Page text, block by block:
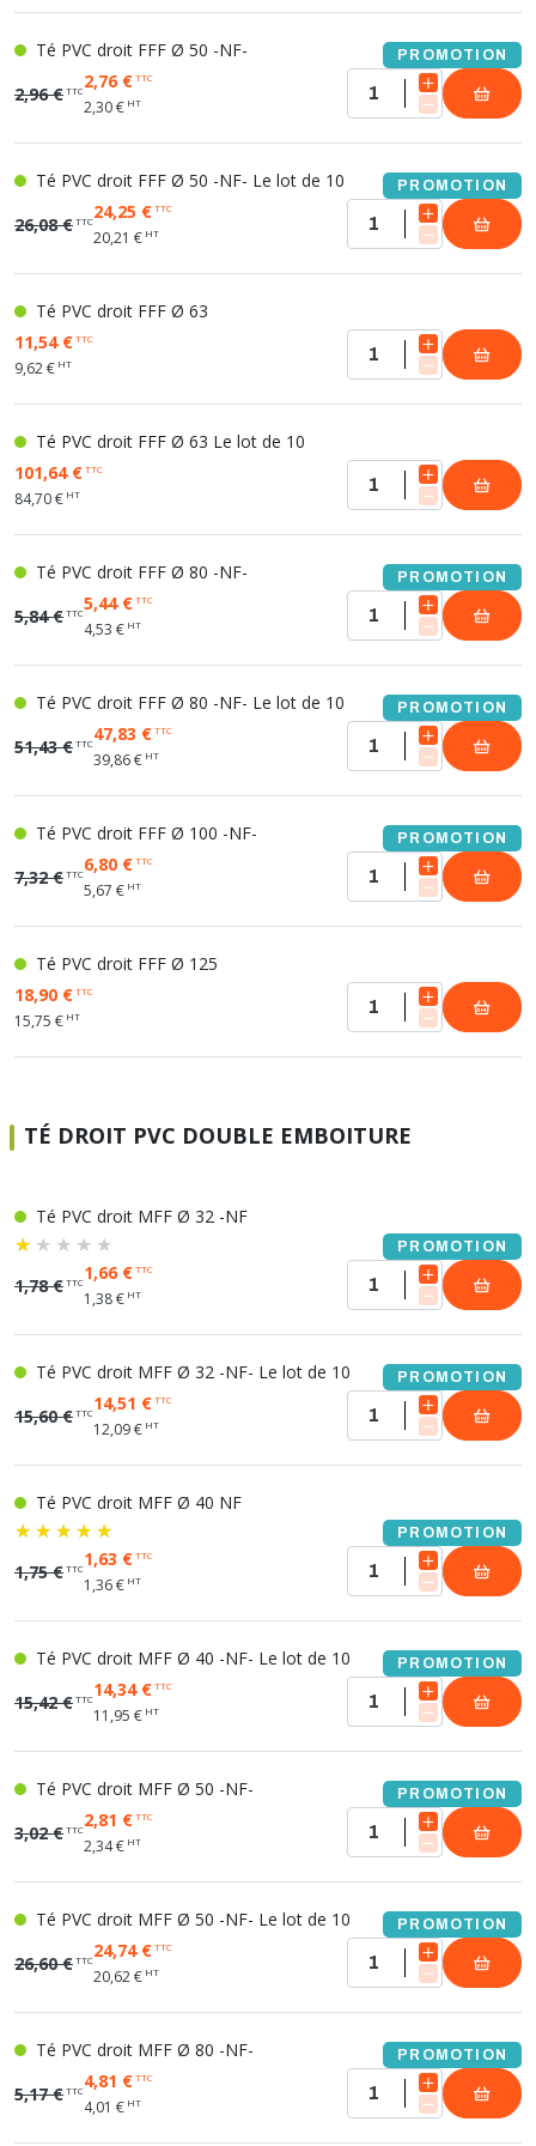
Té PVC droit FFF Ø 50 -NF- PROMOTION
2,96 €TTC2,76 €TTC
2,30 € HT
Té PVC droit FFF Ø 50 -NF- Le lot de 10 PROMOTION
26,08 €TTC24,25 €TTC
20,21 € HT
Té PVC droit FFF Ø 63
11,54 €TTC
9,62 € HT
Té PVC droit FFF Ø 63 Le lot de 10
101,64 €TTC
84,70 € HT
Té PVC droit FFF Ø 80 -NF- PROMOTION
5,84 €TTC5,44 €TTC
4,53 € HT
Té PVC droit FFF Ø 80 -NF- Le lot de 10 PROMOTION
51,43 €TTC47,83 €TTC
39,86 € HT
Té PVC droit FFF Ø 100 -NF- PROMOTION
7,32 €TTC6,80 €TTC
5,67 € HT
Té PVC droit FFF Ø 125
18,90 €TTC
15,75 € HT
TÉ DROIT PVC DOUBLE EMBOITURE
Té PVC droit MFF Ø 32 -NF
PROMOTION
1,78 €TTC1,66 €TTC
1,38 € HT
Té PVC droit MFF Ø 32 -NF- Le lot de 10 PROMOTION
15,60 €TTC14,51 €TTC
12,09 € HT
Té PVC droit MFF Ø 40 NF
PROMOTION
1,75 €TTC1,63 €TTC
1,36 € HT
Té PVC droit MFF Ø 40 -NF- Le lot de 10 PROMOTION
15,42 €TTC14,34 €TTC
11,95 € HT
Té PVC droit MFF Ø 50 -NF- PROMOTION
3,02 €TTC2,81 €TTC
2,34 € HT
Té PVC droit MFF Ø 50 -NF- Le lot de 10 PROMOTION
26,60 €TTC24,74 €TTC
20,62 € HT
Té PVC droit MFF Ø 80 -NF- PROMOTION
5,17 €TTC4,81 €TTC
4,01 € HT